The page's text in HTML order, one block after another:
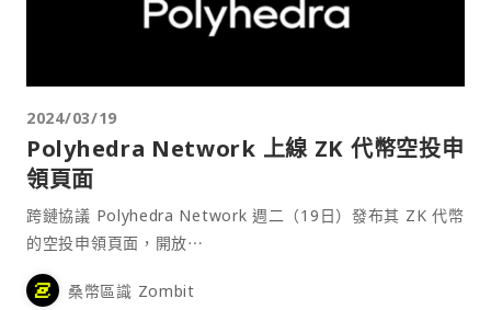
2024/03/19
Polyhedra Network 上線 ZK 代幣空投申
領頁面
跨鏈協議 Polyhedra Network 週二（19日）發布其 ZK 代幣
的空投申領頁面，開放⋯
桑幣區識 Zombit